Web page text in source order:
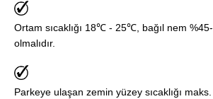
Ortam sıcaklığı 18℃ - 25℃, bağıl nem %45-
olmalıdır.
Parkeye ulaşan zemin yüzey sıcaklığı